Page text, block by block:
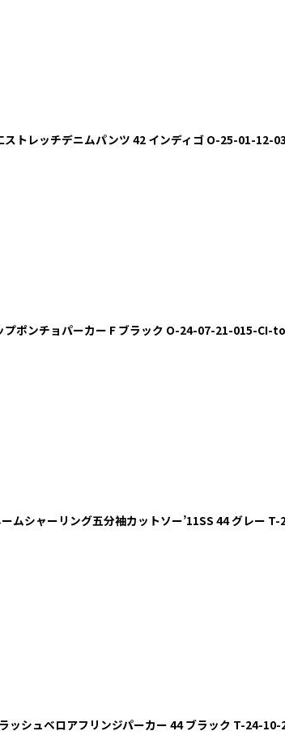
トレッチデニムパンツ 42 インディゴ O-25-01-12-
プポンチョパーカー F ブラック O-24-07-21-015-CI-
ムシャーリング五分袖カットソー’11SS 44 グレー
ッシュベロアフリンジパーカー 44 ブラック T-24-